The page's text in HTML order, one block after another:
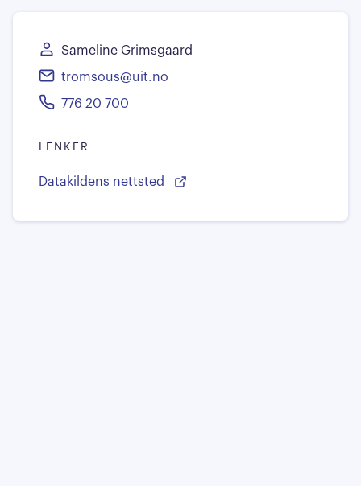
Sameline Grimsgaard
tromsous@uit.no
776 20 700
LENKER
Datakildens nettsted